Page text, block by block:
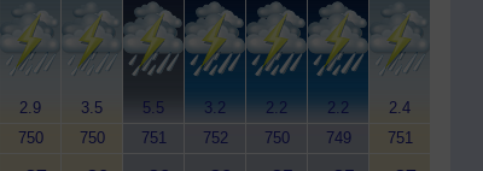
2.9
750
3.5
750
5.5
751
3.2
752
2.2
750
2.2
749
2.4
751